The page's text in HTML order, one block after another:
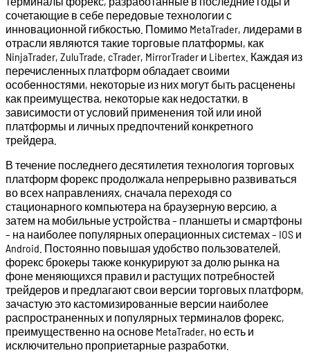
сочетающие в себе передовые технологии с
инновационной гибкостью. Помимо MetaTrader, лидерами в
отрасли являются такие торговые платформы, как
NinjaTrader, ZuluTrade, cTrader, MirrorTrader и Libertex. Каждая из
перечисленных платформ обладает своими
особенностями, некоторые из них могут быть расценены
как преимущества, некоторые как недостатки, в
зависимости от условий применения той или иной
платформы и личных предпочтений конкретного
трейдера.
В течение последнего десятилетия технология торговых
платформ форекс продолжала непрерывно развиваться
во всех направлениях, сначала переходя со
стационарного компьютера на браузерную версию, а
затем на мобильные устройства – планшеты и смартфоны
– на наиболее популярных операционных системах – IOS и
Android. Постоянно повышая удобство пользователей,
форекс брокеры также конкурируют за долю рынка на
фоне меняющихся правил и растущих потребностей
трейдеров и предлагают свои версии торговых платформ,
зачастую это кастомизированные версии наиболее
распространенных и популярных терминалов форекс,
преимущественно на основе MetaTrader, но есть и
исключительно проприетарные разработки.